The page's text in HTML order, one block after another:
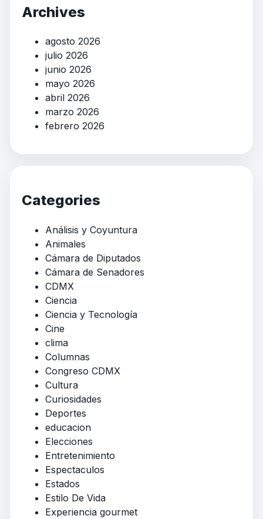
Archives
agosto 2026
julio 2026
junio 2026
mayo 2026
abril 2026
marzo 2026
febrero 2026
Categories
Análisis y Coyuntura
Animales
Cámara de Diputados
Cámara de Senadores
CDMX
Ciencia
Ciencia y Tecnología
Cine
clima
Columnas
Congreso CDMX
Cultura
Curiosidades
Deportes
educacion
Elecciones
Entretenimiento
Espectaculos
Estados
Estilo De Vida
Experiencia gourmet